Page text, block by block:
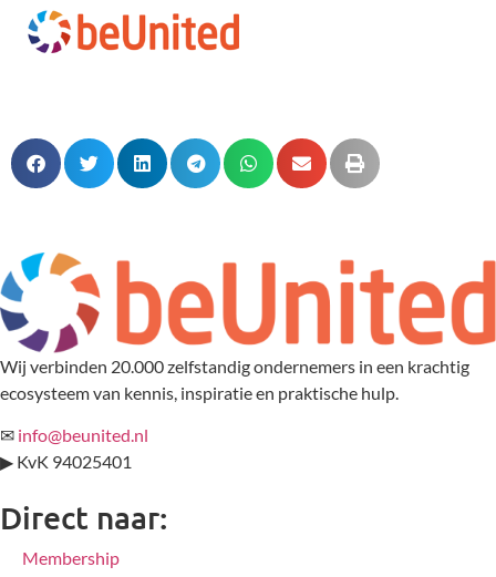
Wij verbinden 20.000 zelfstandig ondernemers in een krachtig
ecosysteem van kennis, inspiratie en praktische hulp.
✉ info@beunited.nl
▶ KvK 94025401
Direct naar:
Membership